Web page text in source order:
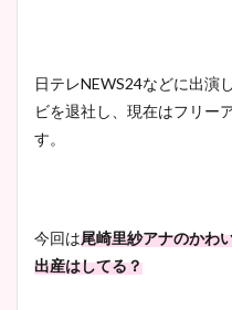
日テレNEWS24などに出演
ビを退社し、現在はフリー
す。
今回は尾崎里紗アナのかわ
出産はしてる？